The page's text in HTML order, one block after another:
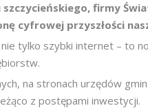
firmy
cyfrowej przyszłości
tylko szybki internet – to
na stronach urzędów
z postępami inwestycji.